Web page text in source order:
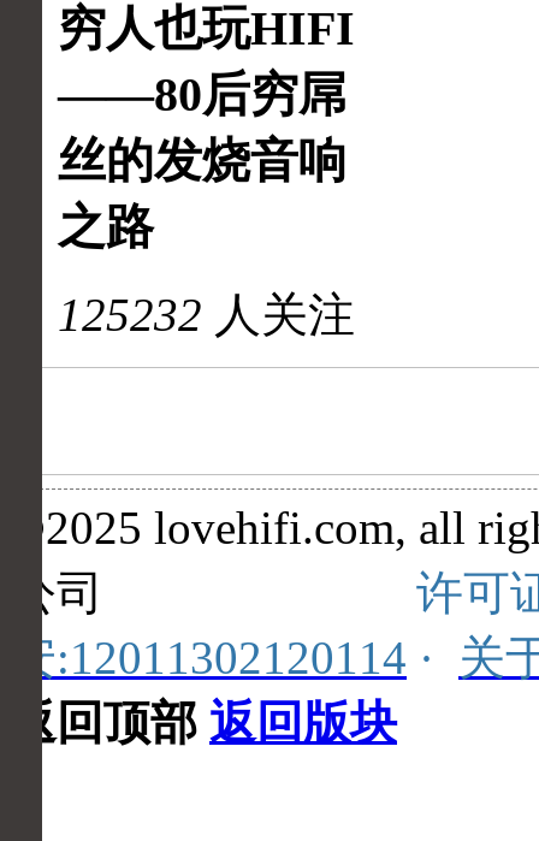
穷人也玩HIFI
——80后穷屌
丝的发烧音响
之路
125232 人关注
©2025 lovehifi.com, all
公司
许可
安:12011302120114 · 关
返回顶部 返回版块